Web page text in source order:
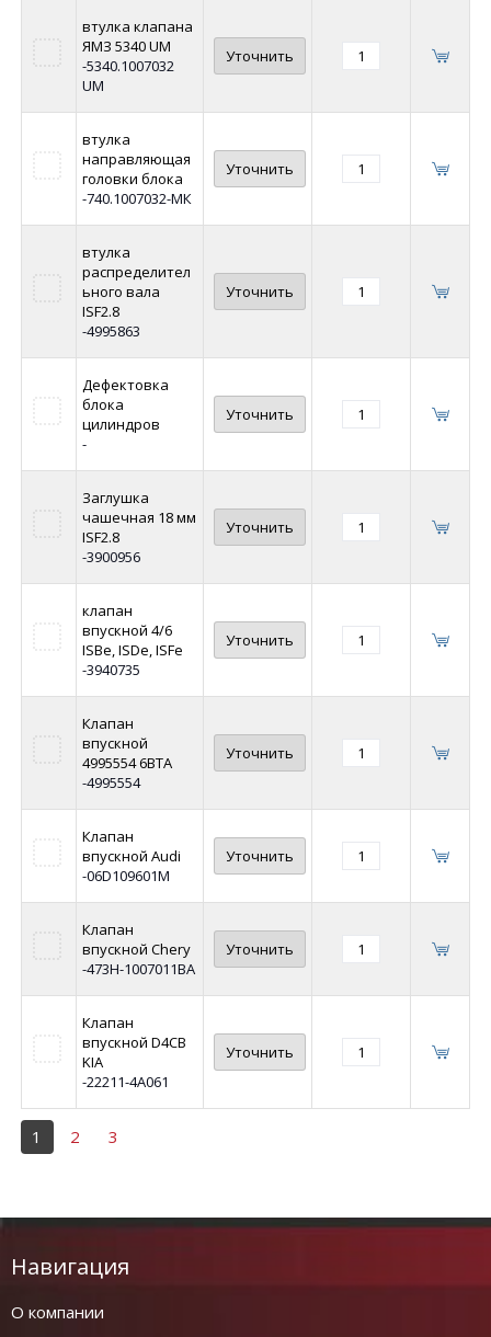
втулка клапана
ЯМЗ 5340 UM
-5340.1007032
UM
Уточнить
втулка
направляющая
головки блока
-740.1007032-МК
Уточнить
втулка
распределител
ьного вала
ISF2.8
-4995863
Уточнить
Дефектовка
блока
цилиндров
-
Уточнить
Заглушка
чашечная 18 мм
ISF2.8
-3900956
Уточнить
клапан
впускной 4/6
ISBe, ISDe, ISFe
-3940735
Уточнить
Клапан
впускной
4995554 6BTA
-4995554
Уточнить
Клапан
впускной Audi
-06D109601M
Уточнить
Клапан
впускной Chery
-473H-1007011BA
Уточнить
Клапан
впускной D4CB
KIA
-22211-4A061
Уточнить
1 2 3
Навигация
О компании